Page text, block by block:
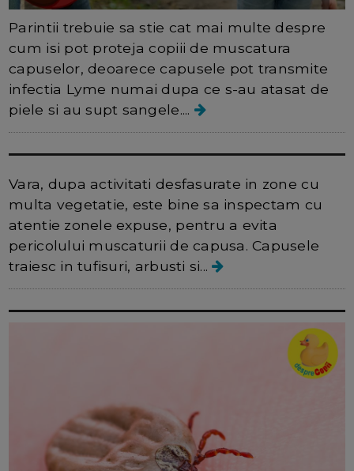
Parintii trebuie sa stie cat mai multe despre
cum isi pot proteja copiii de muscatura
capuselor, deoarece capusele pot transmite
infectia Lyme numai dupa ce s-au atasat de
piele si au supt sangele....
Vara, dupa activitati desfasurate in zone cu
multa vegetatie, este bine sa inspectam cu
atentie zonele expuse, pentru a evita
pericolului muscaturii de capusa. Capusele
traiesc in tufisuri, arbusti si...